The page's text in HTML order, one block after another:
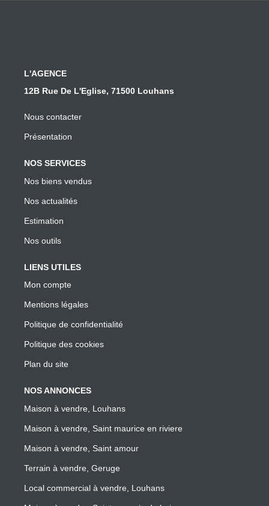
L'AGENCE
12B Rue De L'Eglise, 71500 Louhans
Nous contacter
Présentation
NOS SERVICES
Nos biens vendus
Nos actualités
Estimation
Nos outils
LIENS UTILES
Mon compte
Mentions légales
Politique de confidentialité
Politique des cookies
Plan du site
NOS ANNONCES
Maison à vendre, Louhans
Maison à vendre, Saint maurice en riviere
Maison à vendre, Saint amour
Terrain à vendre, Geruge
Local commercial à vendre, Louhans